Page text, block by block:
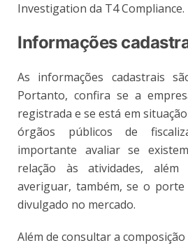
Investigation da T4 Compliance.
Informações
As informações cadastrais
Portanto, confira se a
registrada e se está em
órgãos públicos de
importante avaliar se
relação às atividades,
averiguar, também, se o
divulgado no mercado.
Além de consultar a